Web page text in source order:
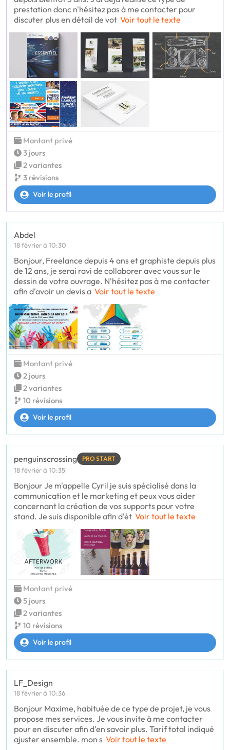
prestation donc n'hésitez pas à me contacter pour
discuter plus en détail de vot Voir tout le texte
Montant privé
3 jours
2 variantes
3 révisions
Voir le profil
Abdel
18 février à 10:30
Bonjour, Freelance depuis 4 ans et graphiste depuis plus
de 12 ans, je serai ravi de collaborer avec vous sur le
dessin de votre ouvrage. N'hésitez pas à me contacter
afin d'avoir un devis a Voir tout le texte
Montant privé
2 jours
2 variantes
10 révisions
Voir le profil
penguinscrossing PRO START
18 février à 10:35
Bonjour Je m'appelle Cyril je suis spécialisé dans la
communication et le marketing et peux vous aider
concernant la création de vos supports pour votre
stand. Je suis disponible afin d'ét Voir tout le texte
Montant privé
5 jours
2 variantes
10 révisions
Voir le profil
LF_Design
18 février à 10:36
Bonjour Maxime, habituée de ce type de projet, je vous
propose mes services. Je vous invite à me contacter
pour en discuter afin d'en savoir plus. Tarif total indiqué
ajuster ensemble. mon s Voir tout le texte